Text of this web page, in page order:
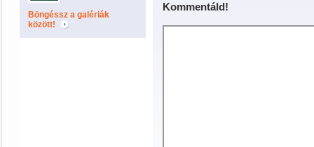
Böngéssz a galériák
között!
Kommentáld!